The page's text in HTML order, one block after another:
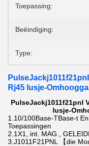
Toepassing:
Beëindiging:
Type:
Rj45 lusje-
PulseJackj1011f21pnl
lusje-
1.10/100Base-TBase-t
Toepassingen
2.1X1, int. MAG.,
3.J1011F21PNL 【die